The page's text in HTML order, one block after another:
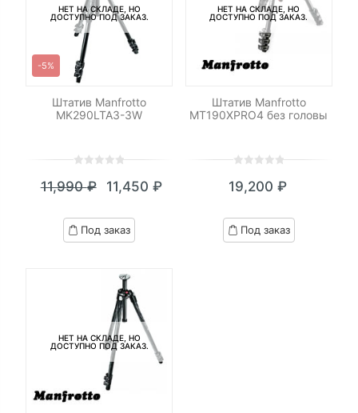
НЕТ НА СКЛАДЕ, НО
ДОСТУПНО ПОД ЗАКАЗ.
-5%
Штатив Manfrotto
MK290LTA3-3W
out
based
on
11,990₽
Первоначальная
цена
составляла
11,450 ₽
Текущая
цена:
11,450 ₽.
Под заказ
НЕТ НА СКЛАДЕ, НО
ДОСТУПНО ПОД ЗАКАЗ.
Штатив Manfrotto
MT190XPRO4 без головы
out
based
on
19,200₽
Под заказ
НЕТ НА СКЛАДЕ, НО
ДОСТУПНО ПОД ЗАКАЗ.